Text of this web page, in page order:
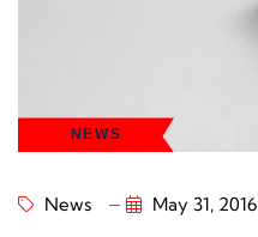
NEWS
News May 31, 2016